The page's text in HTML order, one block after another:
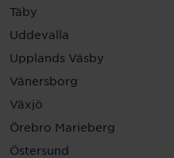
Täby
Uddevalla
Upplands Väsby
Vänersborg
Växjö
Örebro Marieberg
Östersund